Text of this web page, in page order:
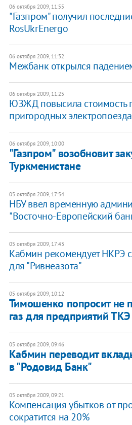
06 октября 2009, 11:55
"Газпром" получил
RosUkrEnergo
06 октября 2009, 11:32
Межбанк открылся
06 октября 2009, 11:25
ЮЗЖД повысила стоимость
пригородных
06 октября 2009, 10:00
"Газпром" возобновит
Туркменистане
05 октября 2009, 17:54
НБУ ввел временную
"Восточно-Европейский
05 октября 2009, 17:43
Кабмин рекомендует НКРЭ
для "Ривнеазота"
05 октября 2009, 10:12
Тимошенко попросит не
газ для предприятий ТКЭ
05 октября 2009, 09:46
Кабмин переводит
в "Родовид Банк"
05 октября 2009, 09:21
Компенсация убытков от
сократится на 20%